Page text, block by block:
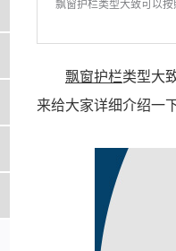
飘窗护栏类型大致可以
飘窗护栏类型大
来给大家详细介绍一下